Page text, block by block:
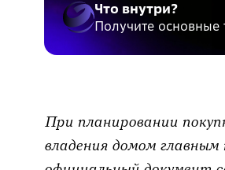
Что внутри?
Получите основные
При планировании
владения домом